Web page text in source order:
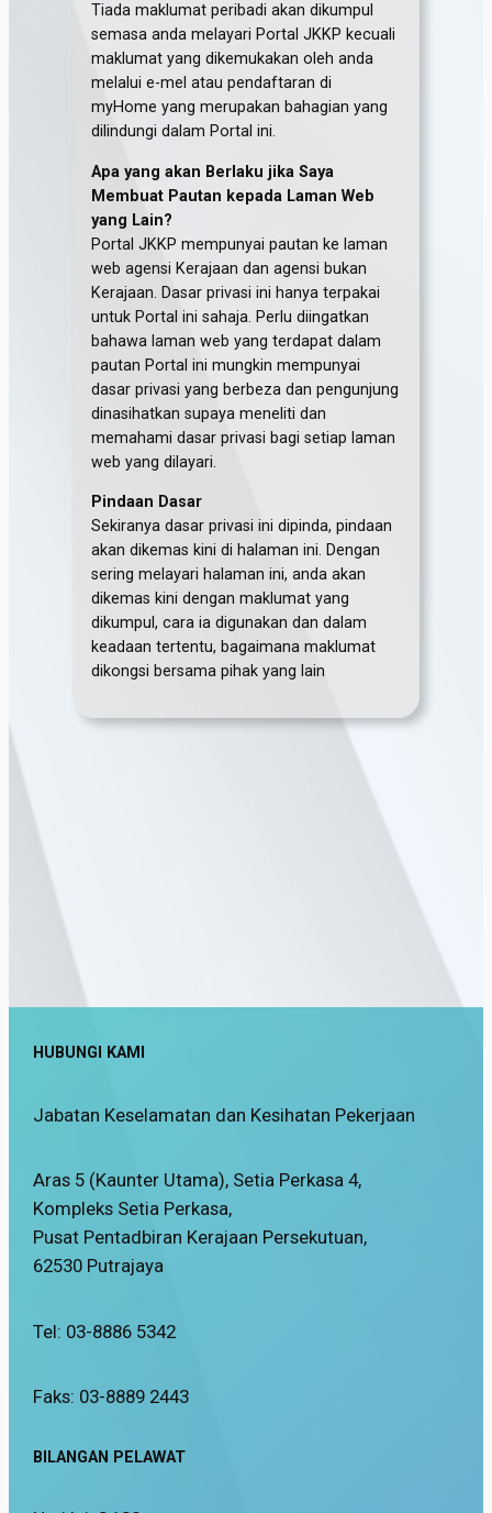
Tiada maklumat peribadi akan dikumpul
semasa anda melayari Portal JKKP kecuali
maklumat yang dikemukakan oleh anda
melalui e-mel atau pendaftaran di
myHome yang merupakan bahagian yang
dilindungi dalam Portal ini.
Apa yang akan Berlaku jika Saya
Membuat Pautan kepada Laman Web
yang Lain?
Portal JKKP mempunyai pautan ke laman
web agensi Kerajaan dan agensi bukan
Kerajaan. Dasar privasi ini hanya terpakai
untuk Portal ini sahaja. Perlu diingatkan
bahawa laman web yang terdapat dalam
pautan Portal ini mungkin mempunyai
dasar privasi yang berbeza dan pengunjung
dinasihatkan supaya meneliti dan
memahami dasar privasi bagi setiap laman
web yang dilayari.
Pindaan Dasar
Sekiranya dasar privasi ini dipinda, pindaan
akan dikemas kini di halaman ini. Dengan
sering melayari halaman ini, anda akan
dikemas kini dengan maklumat yang
dikumpul, cara ia digunakan dan dalam
keadaan tertentu, bagaimana maklumat
dikongsi bersama pihak yang lain
HUBUNGI KAMI
Jabatan Keselamatan dan Kesihatan Pekerjaan
Aras 5 (Kaunter Utama), Setia Perkasa 4,
Kompleks Setia Perkasa,
Pusat Pentadbiran Kerajaan Persekutuan,
62530 Putrajaya
Tel: 03-8886 5342
Faks: 03-8889 2443
BILANGAN PELAWAT